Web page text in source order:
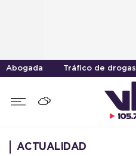
Abogada Tráfico de drogas
ACTUALIDAD